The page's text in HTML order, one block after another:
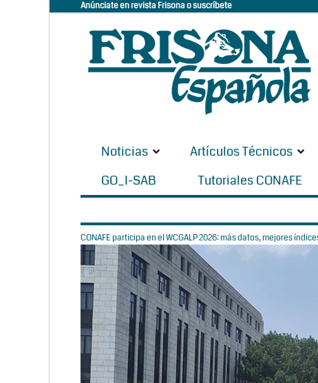
Anúnciate en revista Frisona o suscríbete
Noticias Artículos Técnicos
GO_I-SAB
Tutoriales CONAFE
CONAFE participa en el WCGALP 2026: más datos, mejores